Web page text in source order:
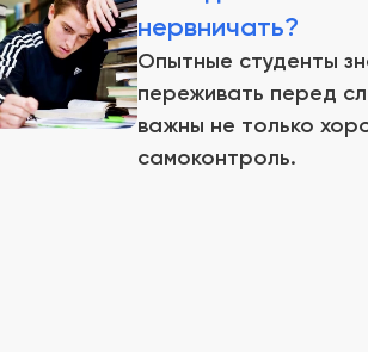
нервничать?
Опытные студенты
переживать перед
важны не только
самоконтроль.